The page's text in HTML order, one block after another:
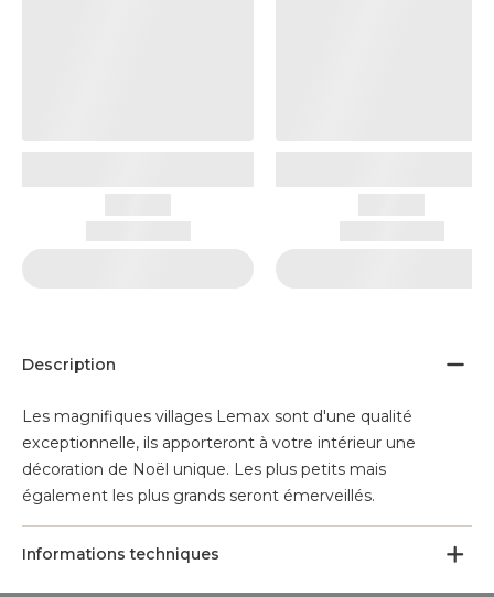
Description
Les magnifiques villages Lemax sont d'une qualité
exceptionnelle, ils apporteront à votre intérieur une
décoration de Noël unique. Les plus petits mais
également les plus grands seront émerveillés.
Informations techniques